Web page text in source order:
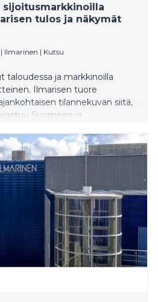
sijoitusmarkkinoilla
tulos ja näkymät
| Ilmarinen | Kutsu
taloudessa ja markkinoilla
Ilmarisen tuore
tilannekuvan siitä,
Suomeen ja